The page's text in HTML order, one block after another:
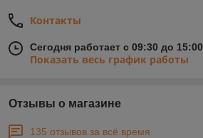
Контакты
Сегодня работает с 09:30 до 15:00
Показать весь график работы
Отзывы о магазине
135 отзывов за всё время